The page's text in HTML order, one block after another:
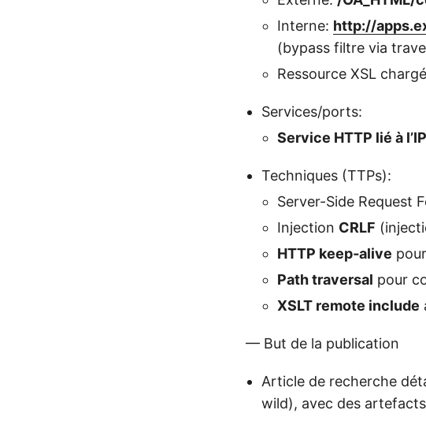
Interne: http://
(bypass filtre via
Ressource XSL
Services/ports:
Service HTTP lié à
Techniques (TTPs):
Server-Side Request
Injection CRLF
HTTP keep‑alive
Path traversal pour
XSLT remote include
— But de la publication
Article de recherche
wild), avec des